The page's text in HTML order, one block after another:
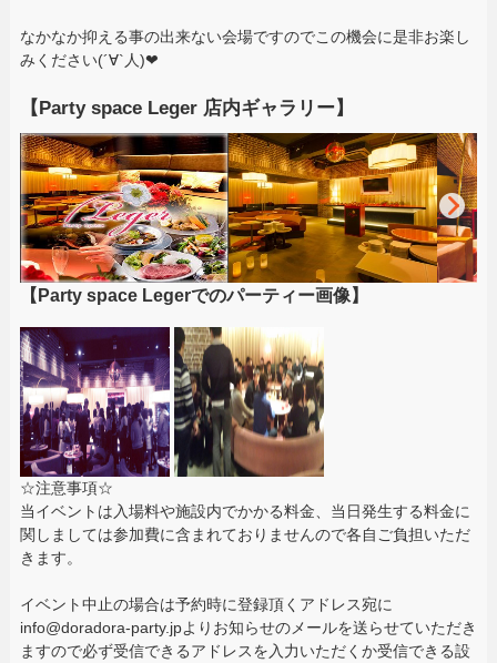
なかなか抑える事の出来ない会場ですのでこの機会に是非お楽し
みください(´∀`人)❤
【Party space Leger 店内ギャラリー】
【Party space Legerでのパーティー画像】
☆注意事項☆
当イベントは入場料や施設内でかかる料金、当日発生する料金に
関しましては参加費に含まれておりませんので各自ご負担いただ
きます。
イベント中止の場合は予約時に登録頂くアドレス宛に
info@doradora-party.jpよりお知らせのメールを送らせていただき
ますので必ず受信できるアドレスを入力いただくか受信できる設